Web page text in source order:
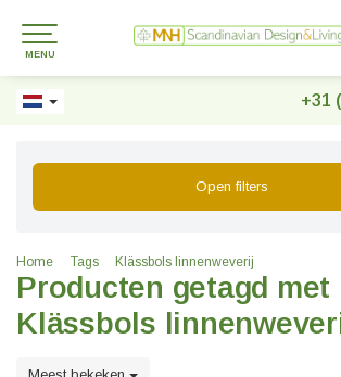
+31
MENU
Open filters
Home Tags Klässbols linnenweverij
Producten getagd met
Klässbols